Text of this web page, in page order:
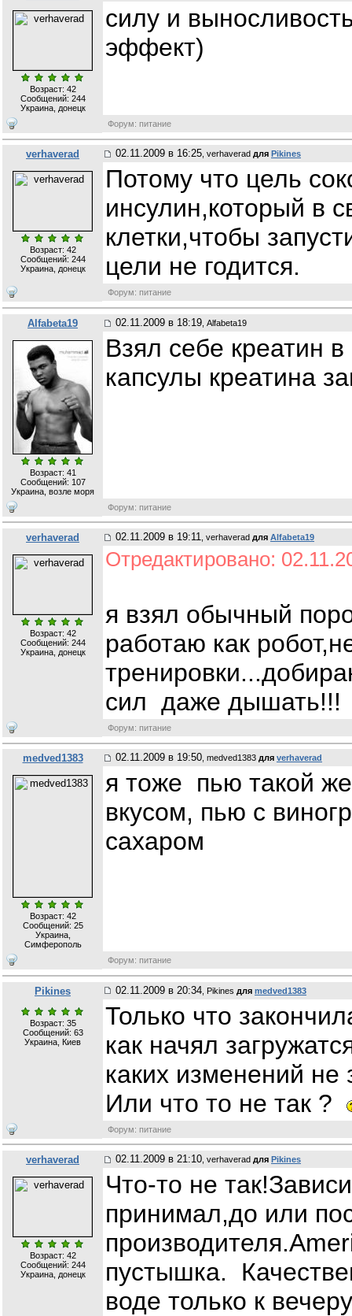
Возраст: 42
Сообщений: 244
Украина, донецк
силу и
эффект)
Форум: питание
verhaverad 02.11.2009 в 16:25 , verhaverad для Pikines
Возраст: 42
Сообщений: 244
Украина, донецк
Потому что цель
инсулин,который в
клетки,чтобы
цели не годится.
Форум: питание
Alfabeta19 02.11.2009 в 18:19 , Alfabeta19
Возраст: 41
Сообщений: 107
Украина, возле моря
Взял себе креатин
капсулы креатина
Форум: питание
verhaverad 02.11.2009 в 19:11 , verhaverad для Alfabeta19
Возраст: 42
Сообщений: 244
Украина, донецк
Отредактировано:
я взял обычный
работаю как
сил даже дышать!!!
Форум: питание
medved1383 02.11.2009 в 19:50 , medved1383 для verhaverad
Возраст: 42
Сообщений: 25
Украина,
Симферополь
я тоже пью такой
вкусом, пью с
сахаром
Форум: питание
Pikines 02.11.2009 в 20:34 , Pikines для medved1383
Возраст: 35
Сообщений: 63
Украина, Киев
Только что
как начял
каких изменений
Или что то не так ?
Форум: питание
verhaverad 02.11.2009 в 21:10 , verhaverad для Pikines
Возраст: 42
Сообщений: 244
Украина, донецк
Что-то не
принимал,до или
пустышка.
воде только к